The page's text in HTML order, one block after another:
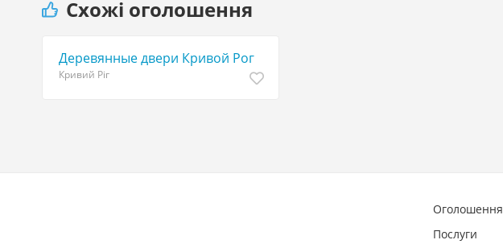
Схожі оголошення
Деревянные двери Кривой Рог
Кривий Ріг
Оголошення
Послуги